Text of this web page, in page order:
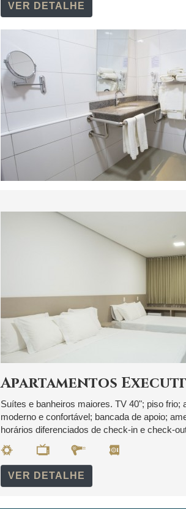
VER DETALHE
Apartamentos
Suítes e banheiros maiores. TV 40"; piso
moderno e confortável; bancada de apoio;
horários diferenciados de check-in e check-
VER DETALHE